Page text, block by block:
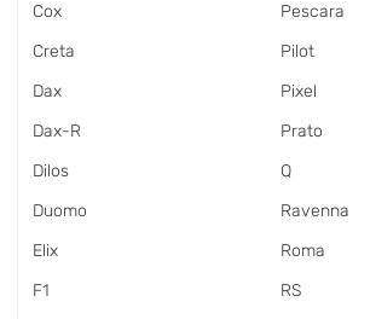
Cox
Creta
Dax
Dax-R
Dilos
Duomo
Elix
F1
Pescara
Pilot
Pixel
Prato
Q
Ravenna
Roma
RS